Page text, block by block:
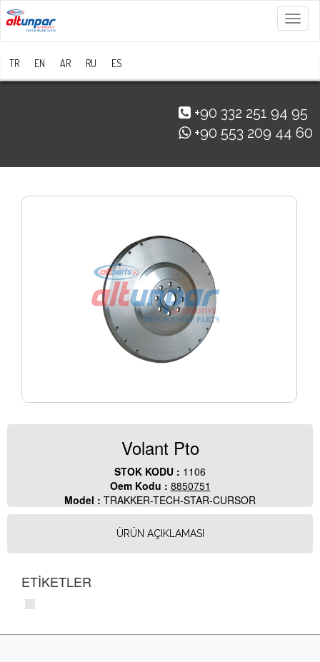
Menü
TR EN AR RU ES
+90 332 251 94 95
+90 553 209 44 60
Volant Pto
STOK KODU : 1106
Oem Kodu : 8850751
Model : TRAKKER-TECH-STAR-CURSOR
ÜRÜN AÇIKLAMASI
ETİKETLER